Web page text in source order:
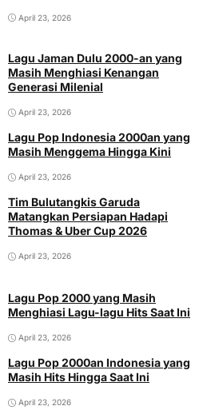
April 23, 2026
Lagu Jaman Dulu 2000-an yang
Masih Menghiasi Kenangan
Generasi Milenial
April 23, 2026
Lagu Pop Indonesia 2000an yang
Masih Menggema Hingga Kini
April 23, 2026
Tim Bulutangkis Garuda
Matangkan Persiapan Hadapi
Thomas & Uber Cup 2026
April 23, 2026
Lagu Pop 2000 yang Masih
Menghiasi Lagu-lagu Hits Saat Ini
April 23, 2026
Lagu Pop 2000an Indonesia yang
Masih Hits Hingga Saat Ini
April 23, 2026